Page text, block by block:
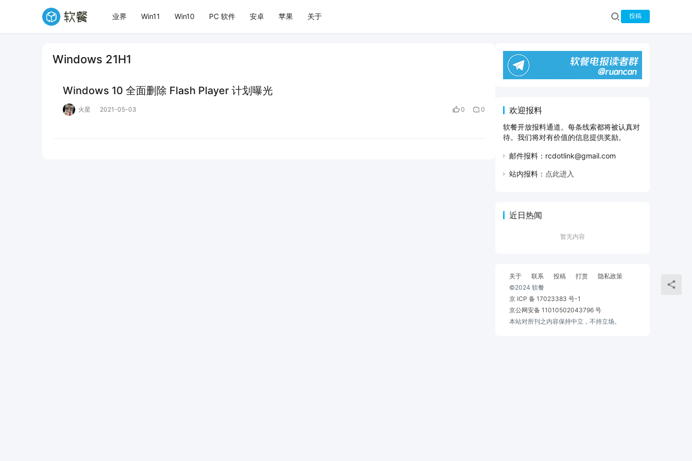
业界 Win11 Win10 PC 软件 安卓 苹果 关于 投稿
Windows 21H1
Windows 10 全面删除 Flash Player 计划曝光
火星 2021-05-03 0 0 欢迎报料
软餐开放报料通道。每条线索都将被认真对
待。我们将对有价值的信息提供奖励。
邮件报料：rcdotlink@gmail.com
站内报料： 点此进入
近日热闻
暂无内容
关于 联系 投稿 打赏
隐私政策
©2024 软餐
京 ICP 备 17023383 号-1
京公网安备 11010502043796 号
本站对所刊之内容保持中立，不持立场。